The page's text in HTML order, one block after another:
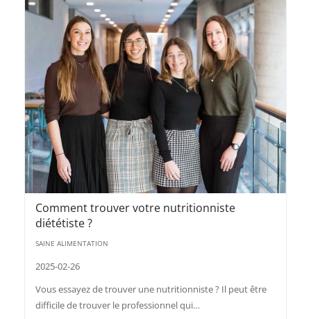
Comment trouver votre nutritionniste
diététiste ?
SAINE ALIMENTATION
2025-02-26
Vous essayez de trouver une nutritionniste ? Il peut être
difficile de trouver le professionnel qui…